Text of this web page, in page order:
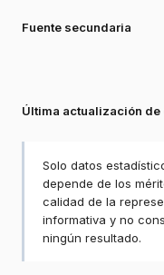
Fuente secundaria
Última actualización de
Solo datos
depende de los
calidad de la
informativa y no
ningún resultado.